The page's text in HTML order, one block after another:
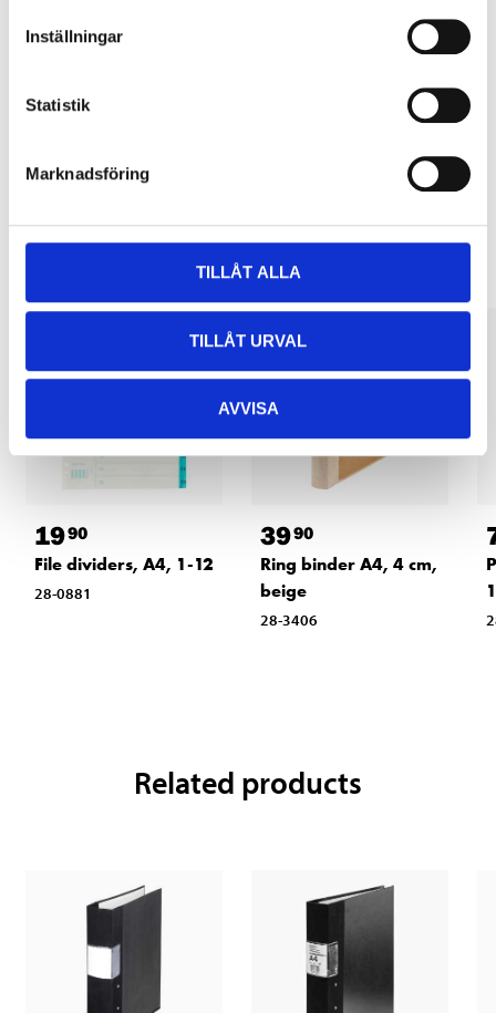
Inställningar
Statistik
Marknadsföring
TILLÅT ALLA
TILLÅT URVAL
AVVISA
Other customers also bought
1990
File dividers, A4, 1-12
28-0881
3990
Ring binder A4, 4 cm,
beige
28-3406
Related products